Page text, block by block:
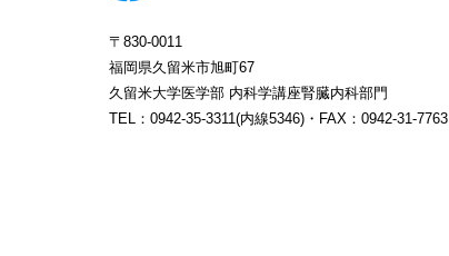
〒830-0011
福岡県久留米市旭町67
久留米大学医学部 内科学講座腎臓内科部門
TEL：0942-35-3311(内線5346)・FAX：0942-31-7763